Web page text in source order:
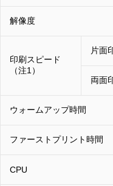
解像度
印刷スピード
（注1）
片面
両面
ウォームアップ時間
ファーストプリント時間
CPU